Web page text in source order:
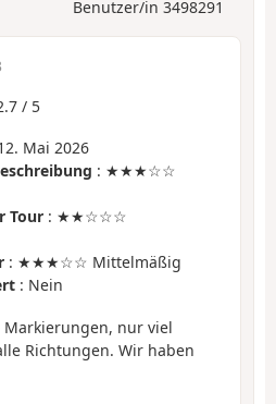
Benutzer/in 3498291
/ 5
Mai 2026
: ★★★☆☆
Tour : ★★☆☆☆
: ★★★☆☆ Mittelmäßig
: Nein
nur viel
Richtungen. Wir haben